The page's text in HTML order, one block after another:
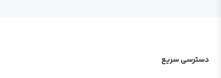
دسترسی سریع